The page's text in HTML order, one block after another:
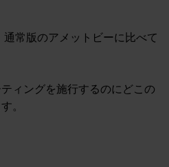
常版のアメットビーに比べて
ィングを施行するのにどこの
。